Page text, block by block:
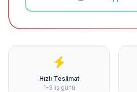
Hızlı Teslimat
1-3 iş günü